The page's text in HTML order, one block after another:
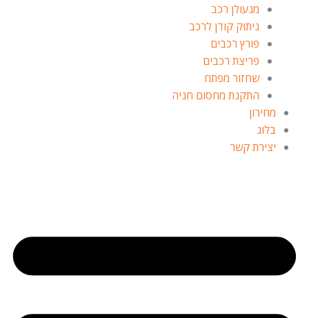
מנעולן רכב
ניתוק קודן לרכב
פורץ רכבים
פריצת רכבים
שחזור מפתח
התקנת מחסום חניה
מחירון
בלוג
יצירת קשר